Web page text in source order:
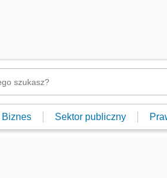
Biznes Sektor publiczny